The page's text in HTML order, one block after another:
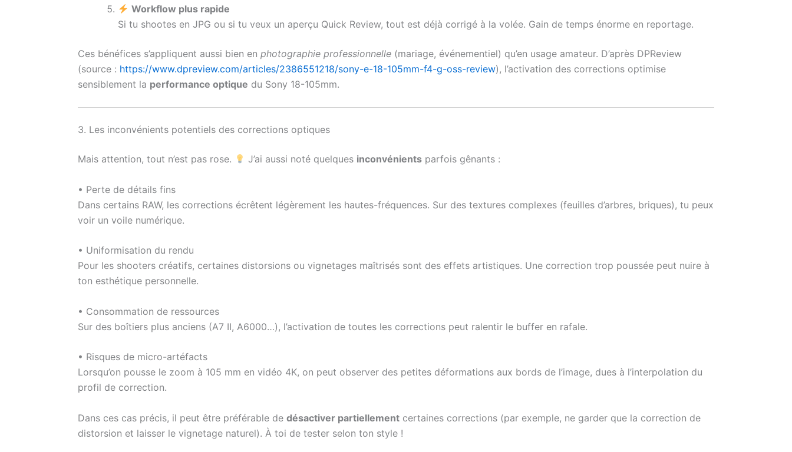
Workflow plus rapide
Si tu shootes en JPG ou si tu veux un aperçu Quick Review, tout est déjà corrigé à la volée. Gain de temps énorme en reportage.
Ces bénéfices s’appliquent aussi bien en photographie professionnelle (mariage, événementiel) qu’en usage amateur. D’après DPReview
(source : https://www.dpreview.com/articles/2386551218/sony-e-18-105mm-f4-g-oss-review), l’activation des corrections optimise
sensiblement la performance optique du Sony 18-105mm.
3. Les inconvénients potentiels des corrections optiques
Mais attention, tout n’est pas rose. J’ai aussi noté quelques inconvénients parfois gênants :
• Perte de détails fins
Dans certains RAW, les corrections écrêtent légèrement les hautes-fréquences. Sur des textures complexes (feuilles d’arbres, briques), tu peux
voir un voile numérique.
• Uniformisation du rendu
Pour les shooters créatifs, certaines distorsions ou vignetages maîtrisés sont des effets artistiques. Une correction trop poussée peut nuire à
ton esthétique personnelle.
• Consommation de ressources
Sur des boîtiers plus anciens (A7 II, A6000…), l’activation de toutes les corrections peut ralentir le buffer en rafale.
• Risques de micro-artéfacts
Lorsqu’on pousse le zoom à 105 mm en vidéo 4K, on peut observer des petites déformations aux bords de l’image, dues à l’interpolation du
profil de correction.
Dans ces cas précis, il peut être préférable de désactiver partiellement certaines corrections (par exemple, ne garder que la correction de
distorsion et laisser le vignetage naturel). À toi de tester selon ton style !